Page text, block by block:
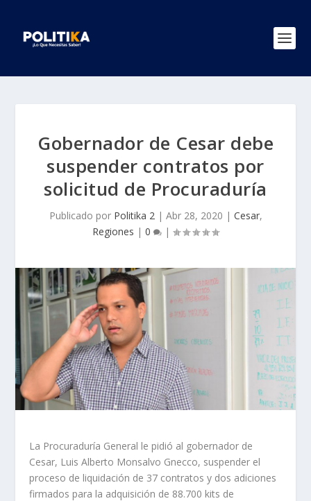
Gobernador de Cesar debe
suspender contratos por
solicitud de Procuraduría
Publicado por Politika 2| Abr 28, 2020 | Cesar,
Regiones | 0 |
La Procuraduría General le pidió al gobernador de
Cesar, Luis Alberto Monsalvo Gnecco, suspender el
proceso de liquidación de 37 contratos y dos adiciones
firmados para la adquisición de 88.700 kits de